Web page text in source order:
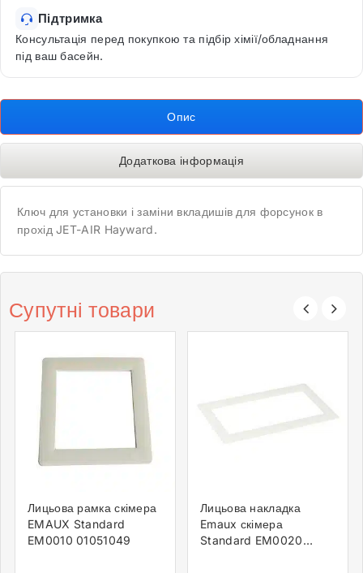
Підтримка
Консультація перед покупкою та підбір хімії/обладнання
під ваш басейн.
Опис
Додаткова інформація
Ключ для установки і заміни вкладишів для форсунок в
прохід JET-AIR Hayward.
Супутні товари
Лицьова рамка скімера
EMAUX Standard
EM0010 01051049
Лицьова накладка
Emaux скімера
Standard EM0020